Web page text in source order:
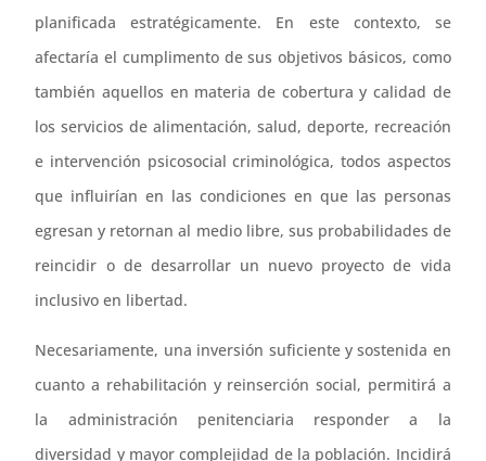
planificada estratégicamente. En este contexto, se
afectaría el cumplimento de sus objetivos básicos, como
también aquellos en materia de cobertura y calidad de
los servicios de alimentación, salud, deporte, recreación
e intervención psicosocial criminológica, todos aspectos
que influirían en las condiciones en que las personas
egresan y retornan al medio libre, sus probabilidades de
reincidir o de desarrollar un nuevo proyecto de vida
inclusivo en libertad.
Necesariamente, una inversión suficiente y sostenida en
cuanto a rehabilitación y reinserción social, permitirá a
la administración penitenciaria responder a la
diversidad y mayor complejidad de la población. Incidirá